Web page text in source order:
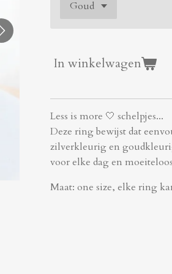
In winkelwagen
Less is more 🤍 schelpjes...
Deze ring bewijst dat
zilverkleurig en
voor elke dag en
Maat: one size, elke ring